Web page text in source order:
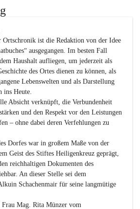
Ortschronik ist die Redaktion von der Idee
ausgegangen. Im besten Fall
Haushalt aufliegen, um jederzeit als
des Ortes dienen zu können, als
Lebenswelten und als Darstellung
ins Heute.
Absicht verknüpft, die Verbundenheit
und den Respekt vor den Leistungen
– ohne dabei deren Verfehlungen zu
Dorfes war in großem Maße von der
Geist des Stiftes Heiligenkreuz geprägt,
reichhaltigen Dokumenten des
An dieser Stelle sei dem
Schachenmair für seine langmütige
Mag. Rita Münzer vom